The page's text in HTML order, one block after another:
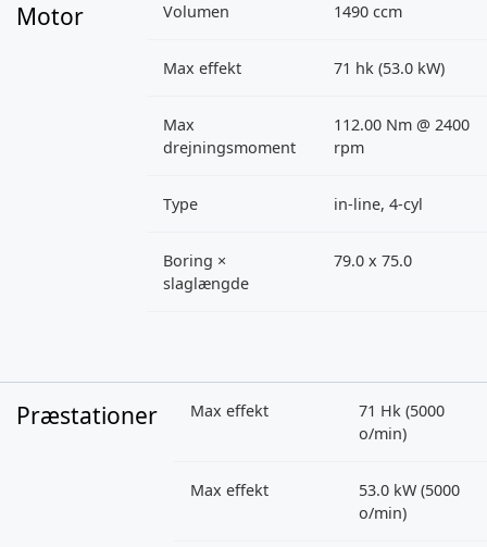
Motor Volumen 1490 ccm
Max effekt 71 hk (53.0 kW)
Max
drejningsmoment
112.00 Nm @ 2400
rpm
Type in-line, 4-cyl
Boring ×
slaglængde
79.0 x 75.0
Præstationer Max effekt
71 Hk (5000
o/min)
Max effekt
53.0 kW (5000
o/min)